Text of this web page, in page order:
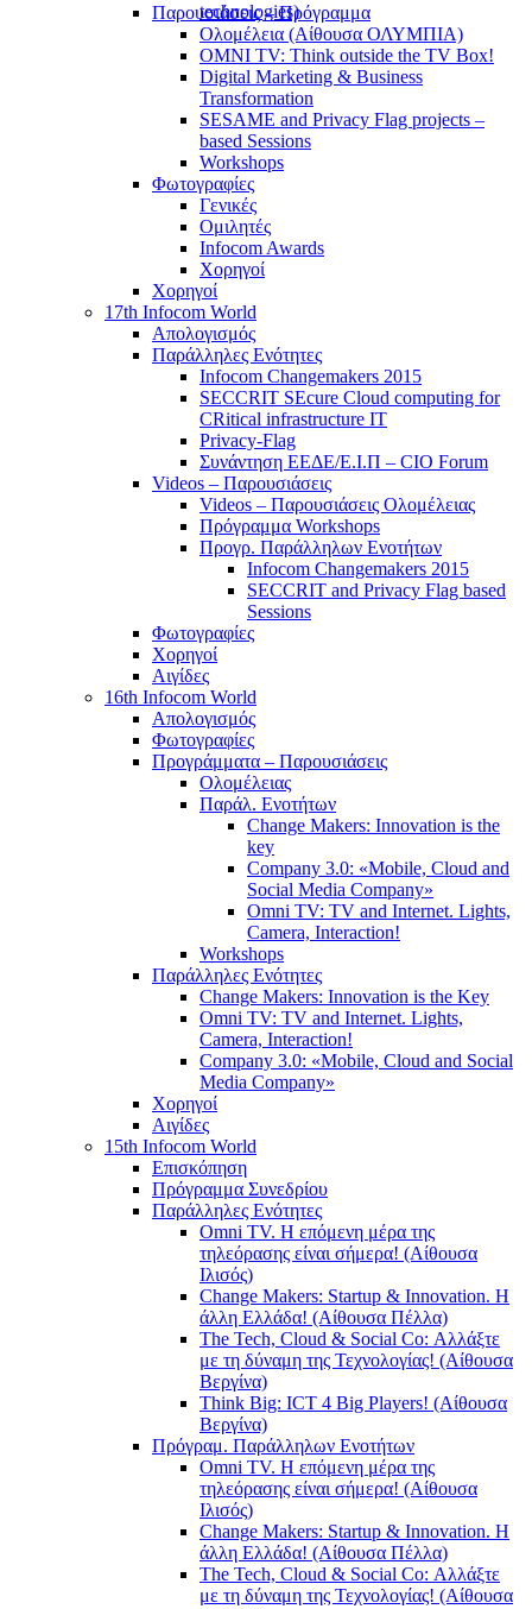
technologies)
Παρουσιάσεις – Πρόγραμμα
Ολομέλεια (Αίθουσα ΟΛΥΜΠΙΑ)
OMNI TV: Think outside the TV Box!
Digital Marketing & Business
Transformation
SESAME and Privacy Flag projects –
based Sessions
Workshops
Φωτογραφίες
Γενικές
Ομιλητές
Infocom Awards
Χορηγοί
Χορηγοί
17th Infocom World
Απολογισμός
Παράλληλες Ενότητες
Infocom Changemakers 2015
SECCRIT SEcure Cloud computing for
CRitical infrastructure IT
Privacy-Flag
Συνάντηση ΕΕΔΕ/Ε.Ι.Π – CIO Forum
Videos – Παρουσιάσεις
Videos – Παρουσιάσεις Ολομέλειας
Πρόγραμμα Workshops
Προγρ. Παράλληλων Ενοτήτων
Infocom Changemakers 2015
SECCRIT and Privacy Flag based
Sessions
Φωτογραφίες
Χορηγοί
Αιγίδες
16th Infocom World
Απολογισμός
Φωτογραφίες
Προγράμματα – Παρουσιάσεις
Ολομέλειας
Παράλ. Ενοτήτων
Change Makers: Innovation is the
key
Company 3.0: «Mobile, Cloud and
Social Media Company»
Omni TV: TV and Internet. Lights,
Camera, Interaction!
Workshops
Παράλληλες Ενότητες
Change Makers: Innovation is the Key
Omni TV: TV and Internet. Lights,
Camera, Interaction!
Company 3.0: «Mobile, Cloud and Social
Media Company»
Χορηγοί
Αιγίδες
15th Infocom World
Επισκόπηση
Πρόγραμμα Συνεδρίου
Παράλληλες Ενότητες
Omni TV. Η επόμενη μέρα της
τηλεόρασης είναι σήμερα! (Αίθουσα
Ιλισός)
Change Makers: Startup & Innovation. Η
άλλη Ελλάδα! (Αίθουσα Πέλλα)
The Tech, Cloud & Social Co: Αλλάξτε
με τη δύναμη της Τεχνολογίας! (Αίθουσα
Βεργίνα)
Think Big: ICT 4 Big Players! (Αίθουσα
Βεργίνα)
Πρόγραμ. Παράλληλων Ενοτήτων
Omni TV. Η επόμενη μέρα της
τηλεόρασης είναι σήμερα! (Αίθουσα
Ιλισός)
Change Makers: Startup & Innovation. Η
άλλη Ελλάδα! (Αίθουσα Πέλλα)
The Tech, Cloud & Social Co: Αλλάξτε
με τη δύναμη της Τεχνολογίας! (Αίθουσα